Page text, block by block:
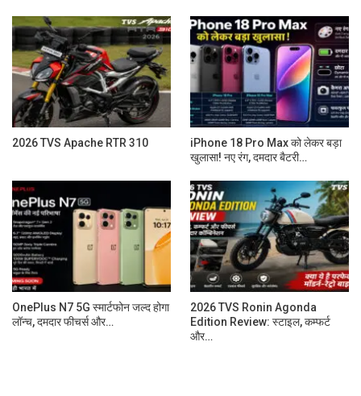
2026 TVS Apache RTR 310
iPhone 18 Pro Max को लेकर बड़ा
खुलासा! नए रंग, दमदार बैटरी…
OnePlus N7 5G स्मार्टफोन जल्द होगा
लॉन्च, दमदार फीचर्स और…
2026 TVS Ronin Agonda
Edition Review: स्टाइल, कम्फर्ट
और…